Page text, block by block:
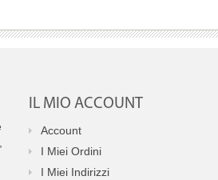
IL MIO ACCOUNT
Account
I Miei Ordini
I Miei Indirizzi